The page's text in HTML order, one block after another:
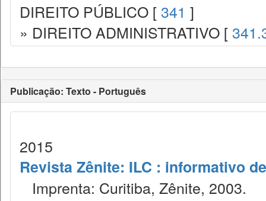
DIREITO PÚBLICO [ 341 ]
» DIREITO ADMINISTRATIVO [
Publicação: Texto - Português
2015
Revista Zênite: ILC : informativo
Imprenta: Curitiba, Zênite, 2003.